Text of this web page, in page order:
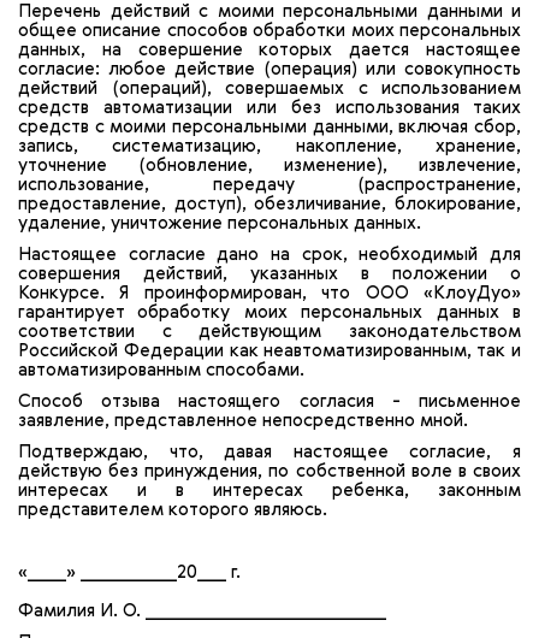
Перечень действий с моими персональными данными и
общее описание способов обработки моих персональных
данных, на совершение которых дается настоящее
согласие: любое действие (операция) или совокупность
действий (операций), совершаемых с использованием
средств автоматизации или без использования таких
средств с моими персональными данными, включая сбор,
запись, систематизацию, накопление, хранение,
уточнение (обновление, изменение), извлечение,
использование, передачу (распространение,
предоставление, доступ), обезличивание, блокирование,
удаление, уничтожение персональных данных.
Настоящее согласие дано на срок, необходимый для
совершения действий, указанных в положении о
Конкурсе. Я проинформирован, что ООО «КлоуДуо»
гарантирует обработку моих персональных данных в
соответствии с действующим законодательством
Российской Федерации как неавтоматизированным, так и
автоматизированным способами.
Способ отзыва настоящего согласия - письменное
заявление, представленное непосредственно мной.
Подтверждаю, что, давая настоящее согласие, я
действую без принуждения, по собственной воле в своих
интересах и в интересах ребенка, законным
представителем которого являюсь.
«____» __________20___ г.
Фамилия И. О. _________________________